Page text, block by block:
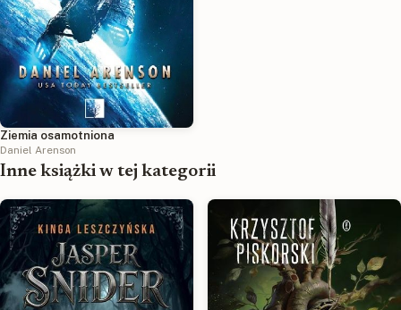
Ziemia osamotniona
Daniel Arenson
Inne książki w tej kategorii